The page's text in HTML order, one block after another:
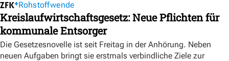
Rohstoffwende
Kreislaufwirtschaftsgesetz: Neue Pflichten für
kommunale Entsorger
Die Gesetzesnovelle ist seit Freitag in der Anhörung. Neben
neuen Aufgaben bringt sie erstmals verbindliche Ziele zur